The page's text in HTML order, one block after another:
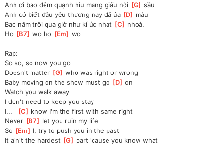
Anh ơi bao đêm quạnh hiu mang giấu nỗi [G ] sầu
Anh có biết đâu yêu thương nay đã úa [D
màu
Bao năm trôi qua giờ như kí ức nhạt [C
nhoà.
Ho [B7 ] wo ho [Em ] wo
Rap:
So so, so now you go
Doesn't matter [G ] who was right or wrong
Baby moving on the show must go [D ] on
Watch you walk away
I don't need to keep you stay
I... I [C
know I'm the first with same right
Never [B7
let you ruin my life
So [Em
I, try to push you in the past
It ain't the hardest [G
part 'cause you know what